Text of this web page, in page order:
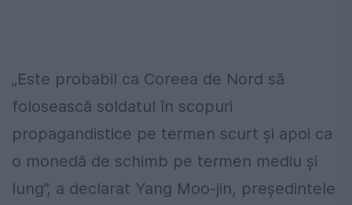
„Este probabil ca Coreea de Nord să
folosească soldatul în scopuri
propagandistice pe termen scurt și apoi ca
o monedă de schimb pe termen mediu și
lung”, a declarat Yang Moo-jin, președintele